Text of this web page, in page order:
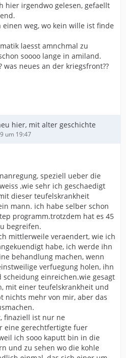
hier irgendwo gelesen, gefaellt
weg, wo kein wille ist finde
laesst amnchmal zu
soooo lange in amiland.
was neues an der kriegsfront??
hier, mit alter geschichte
um 19:47
speziell ueber die
,wie sehr ich geschaedigt
dieser teufelskrankheit
mann. ich habe selber schon
programm.trotzdem hat es 45
begreifen.
mittlerweile veraendert, wie ich
habe, ich werde ihn
behandlung machen, wenn
verfuegung holen, ihn
einreichen.wie gesagt
mit einer teufelskrankheit und
nichts mehr von mir, aber das
finaziell ist nur ne
eine gerechtfertigte fuer
ich sooo kaputt bin in die
und zu sehen wo die kohle